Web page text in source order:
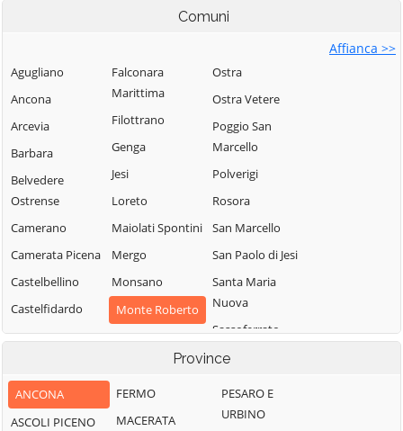
Comuni
Affianca >>
Agugliano
Ancona
Arcevia
Barbara
Belvedere
Ostrense
Camerano
Camerata Picena
Castelbellino
Castelfidardo
Castelleone di
Castelplanio
Cerreto d'Esi
Falconara
Marittima
Filottrano
Genga
Jesi
Loreto
Maiolati Spontini
Mergo
Monsano
Monte Roberto
Monte San Vito
Montecarotto
Montemarciano
Morro d'Alba
Ostra
Ostra Vetere
Poggio San
Marcello
Polverigi
Rosora
San Marcello
San Paolo di Jesi
Santa Maria
Nuova
Sassoferrato
Senigallia
Serra San Quirico
Province
ANCONA
ASCOLI PICENO
FERMO
MACERATA
PESARO E
URBINO